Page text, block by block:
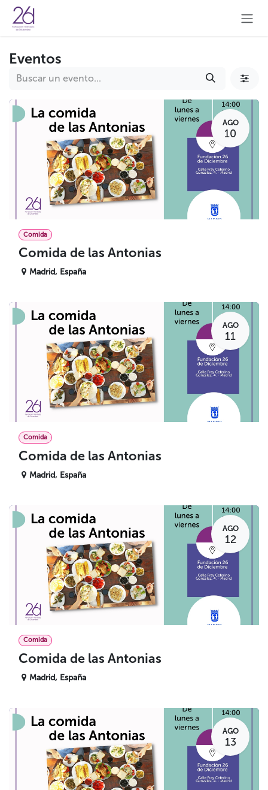
Ir al contenido
Eventos
AGO
10
Comida
Comida de las Antonias
Madrid, España
AGO
11
Comida
Comida de las Antonias
Madrid, España
AGO
12
Comida
Comida de las Antonias
Madrid, España
AGO
13